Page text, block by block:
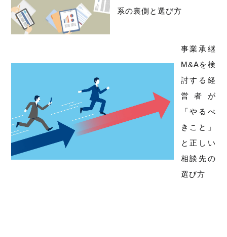
系の裏側と選び方
事業承継
M&Aを検
討する経
営者が
「やるべ
きこと」
と正しい
相談先の
選び方